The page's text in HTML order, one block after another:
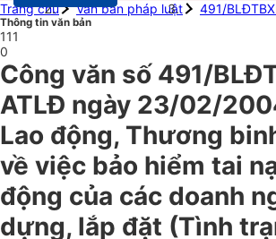
Trang chủ
Văn bản pháp luật 491/
Thông tin văn bản
111
0
Công văn số 491/
ATLĐ ngày 23/02/
Lao động, Thương
về việc bảo hiểm tai
động của các doanh
dựng, lắp đặt (Tình